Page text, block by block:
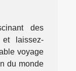
des
et laissez-
voyage
du monde